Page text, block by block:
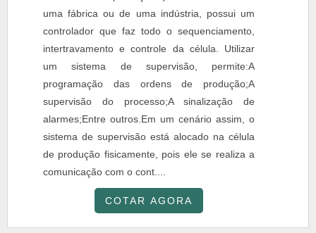
uma fábrica ou de uma indústria, possui um
controlador que faz todo o sequenciamento,
intertravamento e controle da célula. Utilizar
um sistema de supervisão, permite:A
programação das ordens de produção;A
supervisão do processo;A sinalização de
alarmes;Entre outros.Em um cenário assim, o
sistema de supervisão está alocado na célula
de produção fisicamente, pois ele se realiza a
comunicação com o cont....
COTAR AGORA